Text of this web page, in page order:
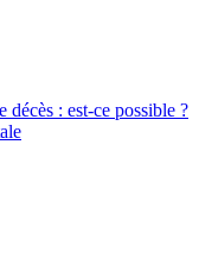
décès : est-ce possible ?